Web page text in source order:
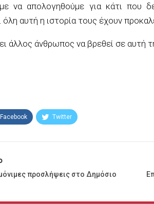
να απολογηθούμε για κάτι που
όλη αυτή η ιστορία τους έχουν
άλλος άνθρωπος να βρεθεί σε αυτή
Facebook Twitter
προσλήψεις στο Δημόσιο